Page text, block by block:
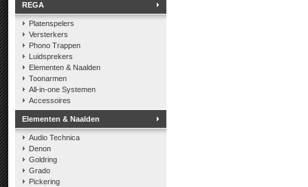
REGA
Platenspelers
Versterkers
Phono Trappen
Luidsprekers
Elementen & Naalden
Toonarmen
All-in-one Systemen
Accessoires
Elementen & Naalden
Audio Technica
Denon
Goldring
Grado
Pickering